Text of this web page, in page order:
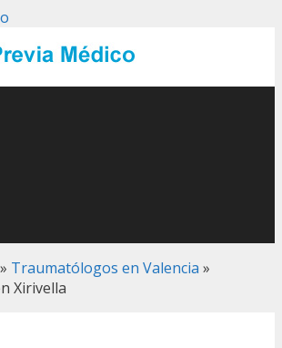
» Traumatólogos en Valencia »
Xirivella